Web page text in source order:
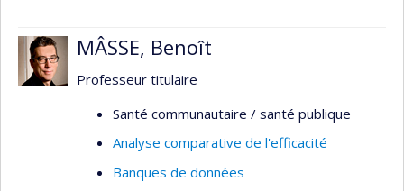
Méthodes mixtes
Afrique subsaharienne
Asie du sud
Asie du sud-est
MÂSSE, Benoît
Professeur titulaire
Santé communautaire / santé publique
Analyse comparative de l'efficacité
Banques de données